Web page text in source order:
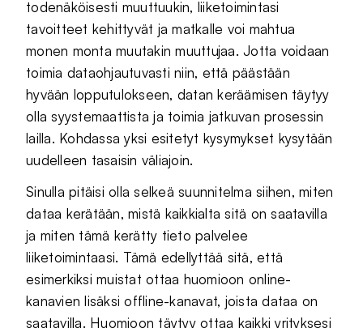
todenäköisesti muuttuukin, liiketoimintasi
tavoitteet kehittyvät ja matkalle voi mahtua
monen monta muutakin muuttujaa. Jotta voidaan
toimia dataohjautuvasti niin, että päästään
hyvään lopputulokseen, datan keräämisen täytyy
olla syystemaattista ja toimia jatkuvan prosessin
lailla. Kohdassa yksi esitetyt kysymykset kysytään
uudelleen tasaisin väliajoin.
Sinulla pitäisi olla selkeä suunnitelma siihen, miten
dataa kerätään, mistä kaikkialta sitä on saatavilla
ja miten tämä kerätty tieto palvelee
liiketoimintaasi. Tämä edellyttää sitä, että
esimerkiksi muistat ottaa huomioon online-
kanavien lisäksi offline-kanavat, joista dataa on
saatavilla. Huomioon täytyy ottaa kaikki yrityksesi